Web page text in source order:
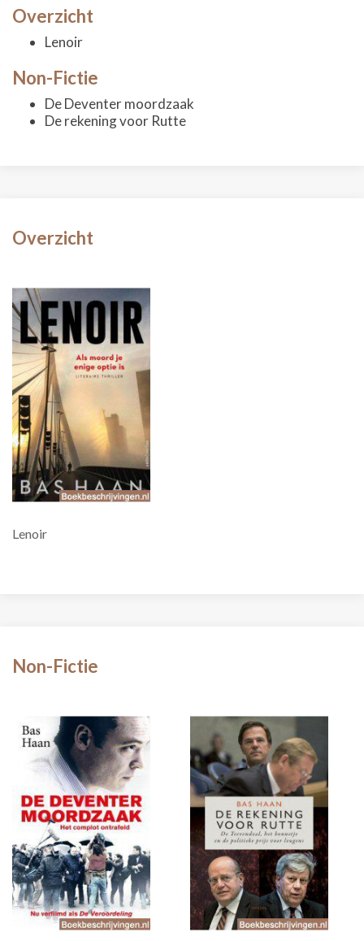
Overzicht
Lenoir
Non-Fictie
De Deventer moordzaak
De rekening voor Rutte
Overzicht
Lenoir
Non-Fictie